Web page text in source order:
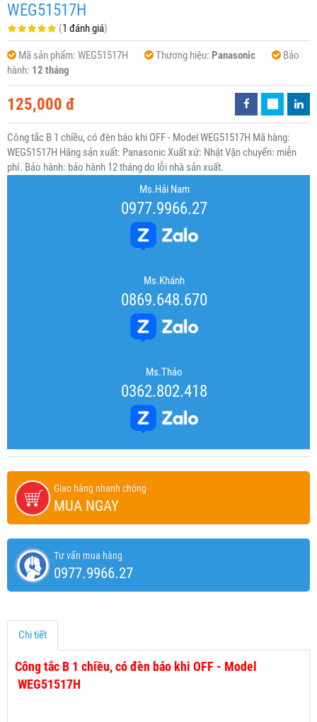
WEG51517H
(1 đánh giá)
Mã sản phẩm: WEG51517H Thương hiệu: Panasonic
Bảo
hành: 12 tháng
125,000 đ
Công tắc B 1 chiều, có đèn báo khi OFF - Model WEG51517H Mã hàng:
WEG51517H Hãng sản xuất: Panasonic Xuất xứ: Nhật Vận chuyển: miễn
phí. Bảo hành: bảo hành 12 tháng do lỗi nhà sản xuất.
Ms.Hải Nam
0977.9966.27
Ms.Khánh
0869.648.670
Ms.Thảo
0362.802.418
Giao hàng nhanh chóng
MUA NGAY
Tư vấn mua hàng
0977.9966.27
Chi tiết
Công tắc B 1 chiều, có đèn báo khi OFF - Model
WEG51517H